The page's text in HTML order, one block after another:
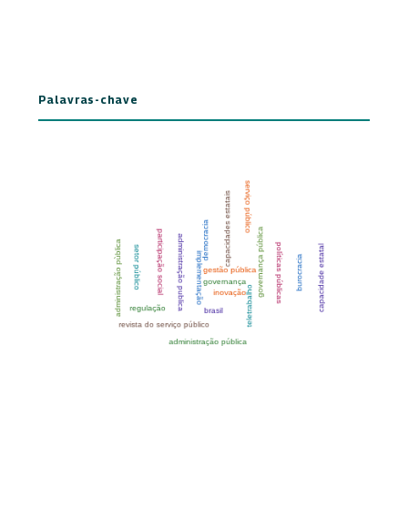
Palavras-chave